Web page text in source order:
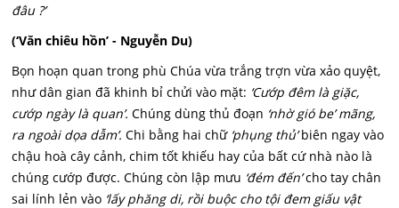
đâu ?’
(‘Văn chiêu hồn’ - Nguyễn Du)
Bọn hoạn quan trong phù Chúa vừa trắng trợn vừa xảo quyệt,
như dân gian đã khinh bỉ chửi vào mặt: ‘Cướp đêm là giặc,
cướp ngày là quan’. Chúng dùng thủ đoạn ‘nhờ gió be’ mãng,
ra ngoài dọa dẫm’. Chi bằng hai chữ ‘phụng thủ’biên ngay vào
chậu hoà cây cảnh, chim tốt khiếu hay của bất cứ nhà nào là
chúng cướp được. Chúng còn lập mưu ‘đém đến’cho tay chân
sai lính lẻn vào ‘lấy phăng di, rồi buộc cho tội đem giấu vật